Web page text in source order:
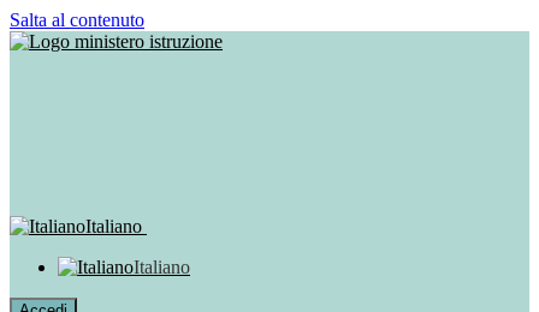
Salta al contenuto
Italiano
Italiano